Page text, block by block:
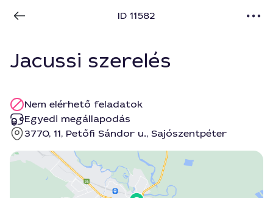
ID 11582
Jacussi szerelés
Nem elérhető feladatok
Egyedi megállapodás
3770, 11, Petőfi Sándor u., Sajószentpéter